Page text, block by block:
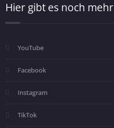
Hier gibt es noch mehr
YouTube
Facebook
Instagram
TikTok